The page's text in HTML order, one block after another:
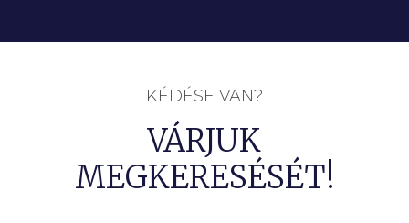
KÉDÉSE VAN?
VÁRJUK
MEGKERESÉSÉT!